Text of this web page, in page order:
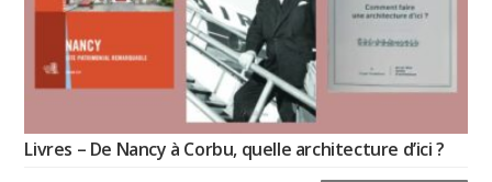
Livres – De Nancy à Corbu, quelle architecture d’ici ?